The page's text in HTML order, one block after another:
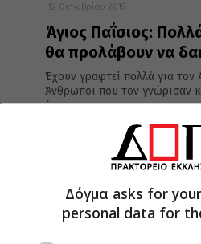
12 Οκτωβρίου 2019
Άγιος Παΐσιος:
θα προλάβουν να
Έχουν γραφτεί πολλά για τον
Άνθρωποι που τον γνώρισαν
έγραψαν για...
21 Απριλίου 2019
Γέροντας Παίσιος:
Δόγμα asks for
personal data for